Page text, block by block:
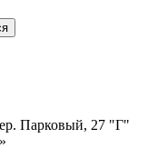
Парковый, 27 "Г"